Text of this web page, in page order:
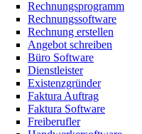
Rechnungsprogramm
Rechnungssoftware
Rechnung erstellen
Angebot schreiben
Büro Software
Dienstleister
Existenzgründer
Faktura Auftrag
Faktura Software
Freiberufler